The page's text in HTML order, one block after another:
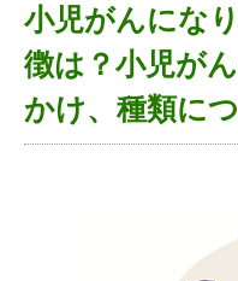
小児がんにな
徴は？小児が
かけ、種類に